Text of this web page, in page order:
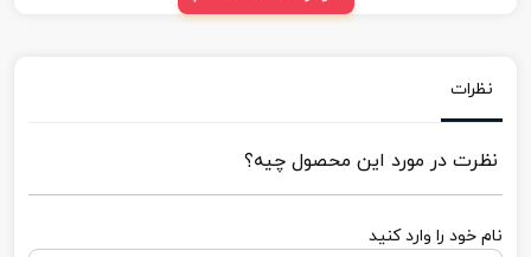
نظرات
نظرت در مورد این محصول چیه؟
نام خود را وارد کنید